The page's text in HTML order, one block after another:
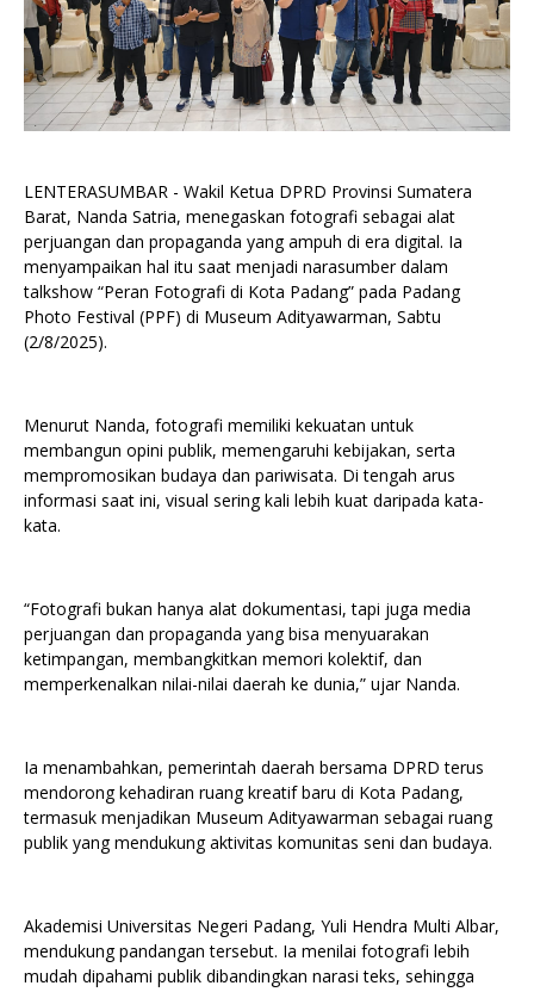
LENTERASUMBAR - Wakil Ketua DPRD Provinsi Sumatera
Barat, Nanda Satria, menegaskan fotografi sebagai alat
perjuangan dan propaganda yang ampuh di era digital. Ia
menyampaikan hal itu saat menjadi narasumber dalam
talkshow “Peran Fotografi di Kota Padang” pada Padang
Photo Festival (PPF) di Museum Adityawarman, Sabtu
(2/8/2025).
Menurut Nanda, fotografi memiliki kekuatan untuk
membangun opini publik, memengaruhi kebijakan, serta
mempromosikan budaya dan pariwisata. Di tengah arus
informasi saat ini, visual sering kali lebih kuat daripada kata-
kata.
“Fotografi bukan hanya alat dokumentasi, tapi juga media
perjuangan dan propaganda yang bisa menyuarakan
ketimpangan, membangkitkan memori kolektif, dan
memperkenalkan nilai-nilai daerah ke dunia,” ujar Nanda.
Ia menambahkan, pemerintah daerah bersama DPRD terus
mendorong kehadiran ruang kreatif baru di Kota Padang,
termasuk menjadikan Museum Adityawarman sebagai ruang
publik yang mendukung aktivitas komunitas seni dan budaya.
Akademisi Universitas Negeri Padang, Yuli Hendra Multi Albar,
mendukung pandangan tersebut. Ia menilai fotografi lebih
mudah dipahami publik dibandingkan narasi teks, sehingga